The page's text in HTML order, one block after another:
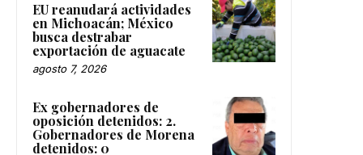
EU reanudará actividades
en Michoacán; México
busca destrabar
exportación de aguacate
agosto 7, 2026
Ex gobernadores de
oposición detenidos: 2.
Gobernadores de Morena
detenidos: 0